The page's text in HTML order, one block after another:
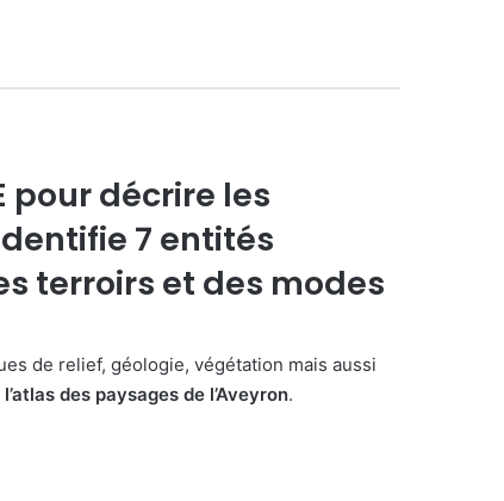
pour décrire les
7 entités
terroirs et des modes
de relief, géologie, végétation mais aussi
l’atlas des paysages de l’Aveyron.